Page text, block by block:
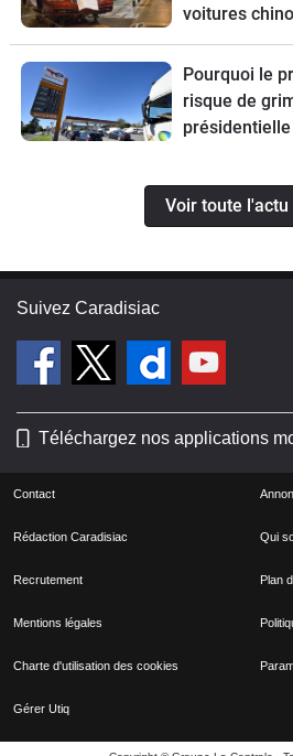
voitures
Pourquoi le
risque de
Voir toute l'actu
Suivez Caradisiac
Téléchargez nos applications
Contact
Rédaction Caradisiac Qui
Recrutement Plan
Mentions légales
Charte d'utilisation des cookies
Gérer Utiq